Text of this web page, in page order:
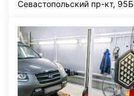
Севастопольский пр-кт, 95Б